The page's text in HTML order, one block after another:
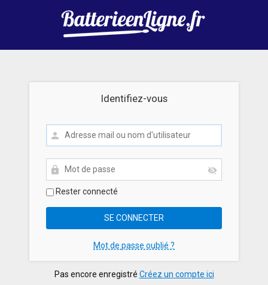
Identifiez-vous
Rester connecté
Mot de passe oublié ?
Pas encore enregistré Créez un compte ici